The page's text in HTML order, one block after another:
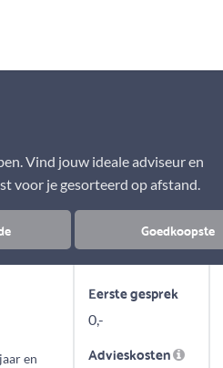
Vind jouw ideale adviseur en
voor je gesorteerd op afstand.
Goedkoopste
en
Eerste gesprek
0,-
Advieskosten